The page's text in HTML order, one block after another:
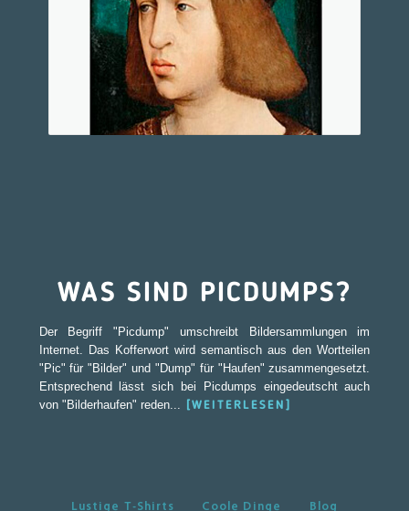
WAS SIND PICDUMPS?
Der Begriff "Picdump" umschreibt Bildersammlungen im
Internet. Das Kofferwort wird semantisch aus den Wortteilen
"Pic" für "Bilder" und "Dump" für "Haufen" zusammengesetzt.
Entsprechend lässt sich bei Picdumps eingedeutscht auch
von "Bilderhaufen" reden...
[WEITERLESEN]
Lustige T-Shirts Coole Dinge Blog